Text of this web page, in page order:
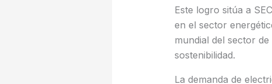
Este logro sitúa a
en el sector
mundial del sector
sostenibilidad.
La demanda de